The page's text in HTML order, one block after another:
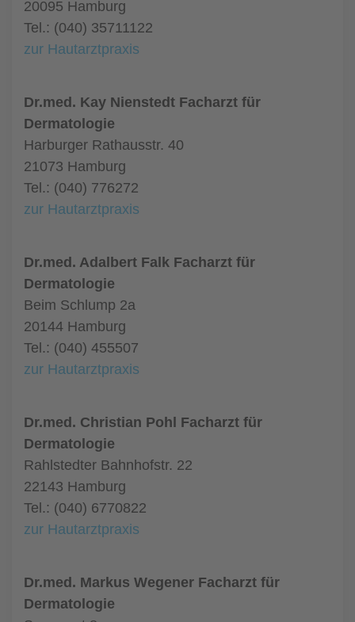
20095 Hamburg
Tel.: (040) 35711122
zur Hautarztpraxis
Dr.med. Kay Nienstedt Facharzt für
Dermatologie
Harburger Rathausstr. 40
21073 Hamburg
Tel.: (040) 776272
zur Hautarztpraxis
Dr.med. Adalbert Falk Facharzt für
Dermatologie
Beim Schlump 2a
20144 Hamburg
Tel.: (040) 455507
zur Hautarztpraxis
Dr.med. Christian Pohl Facharzt für
Dermatologie
Rahlstedter Bahnhofstr. 22
22143 Hamburg
Tel.: (040) 6770822
zur Hautarztpraxis
Dr.med. Markus Wegener Facharzt für
Dermatologie